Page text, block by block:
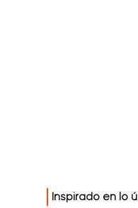
Inspirado en lo